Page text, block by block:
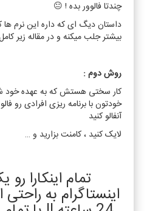
چندتا فالوور بده ! 😐
داستان دیگ ای که داره این نرم ها که
بیشتر جلب میکنه و در مقاله زیر کامل
روش دوم :
کار سختی هستش که به عهده خود
خودتون با برنامه ریزی افرادی رو فالو
آنفالو کنید
لایک کنید ، کامنت بزارید و …
تمام اینکارا رو
اینستاگرام به راحتی